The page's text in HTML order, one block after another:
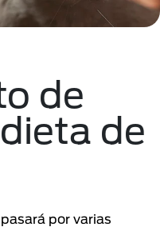
de
de
por varias